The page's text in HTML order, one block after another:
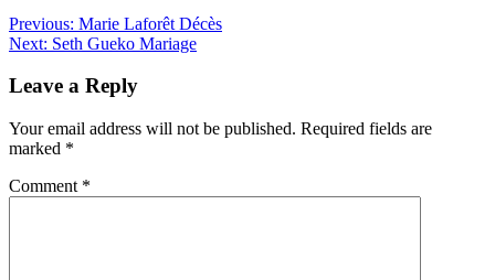
Previous: Marie Laforêt Décès
Next: Seth Gueko Mariage
Leave a Reply
Your email address will not be published. Required fields are
marked *
Comment *